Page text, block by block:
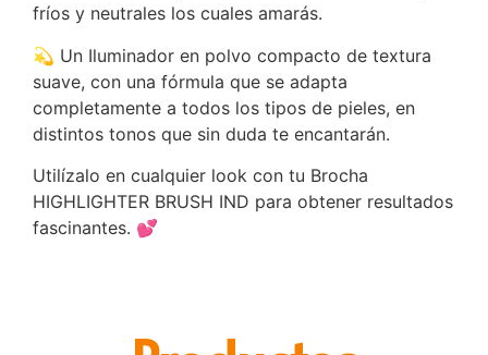
fríos y neutrales los cuales amarás.
💫 Un Iluminador en polvo compacto de textura
suave, con una fórmula que se adapta
completamente a todos los tipos de pieles, en
distintos tonos que sin duda te encantarán.
Utilízalo en cualquier look con tu Brocha
HIGHLIGHTER BRUSH IND para obtener resultados
fascinantes. 💕